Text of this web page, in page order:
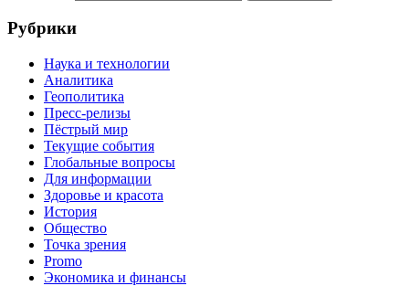
Рубрики
Наука и технологии
Аналитика
Геополитика
Пресс-релизы
Пёстрый мир
Текущие события
Глобальные вопросы
Для информации
Здоровье и красота
История
Общество
Точка зрения
Promo
Экономика и финансы